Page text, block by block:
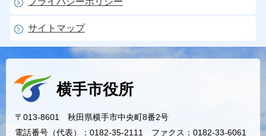
サイトマップ
横手市役所
〒013-8601 秋田県横手市中央町8番2号
電話番号（代表）：0182-35-2111 ファクス：0182-33-6061